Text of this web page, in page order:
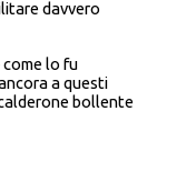
davvero
lo fu
a questi
bollente